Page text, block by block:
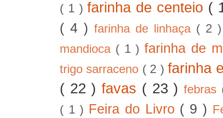
( 1 )farinha de centeio (
( 4 ) farinha de linhaça ( 2
mandioca ( 1 )farinha de
trigo sarraceno ( 2 )farinha
( 22 )favas ( 23 ) febras
( 1 ) Feira do Livro ( 9 )